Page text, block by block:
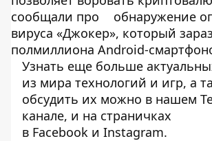
сообщали про
обнаружение
вируса «Джокер», который
полмиллиона Android-
Узнать еще больше
из мира технологий и игр, а
обсудить их можно в нашем
канале, и на страничках
в Facebook и Instagram.